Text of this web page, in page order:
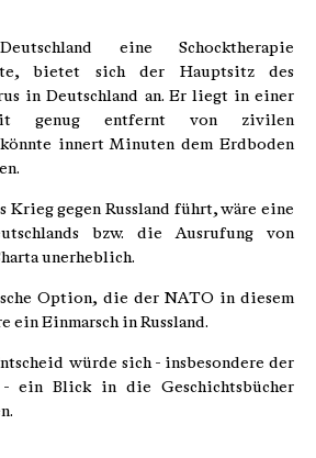
eine Schocktherapie
bietet sich der Hauptsitz des
in Deutschland an. Er liegt in einer
genug entfernt von zivilen
innert Minuten dem Erdboden
Krieg gegen Russland führt, wäre eine
bzw. die Ausrufung von
unerheblich.
Option, die der NATO in diesem
ein Einmarsch in Russland.
würde sich - insbesondere der
- ein Blick in die Geschichtsbücher